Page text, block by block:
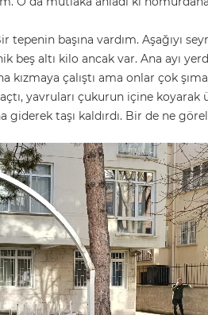
tepenin başına vardım.
beş altı kilo ancak var. Ana ayı
kızmaya çalıştı ama onlar çok
yavruları çukurun içine
giderek taşı kaldırdı. Bir de ne